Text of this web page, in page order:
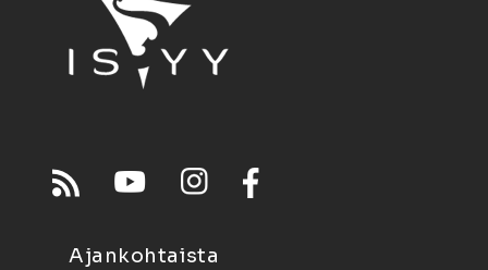
Ajankohtaista